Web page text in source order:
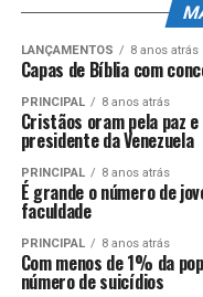
LANÇAMENTOS 8 anos atrás
Capas de Bíblia com
PRINCIPAL 8 anos atrás
Cristãos oram pela paz
presidente da Venezuela
PRINCIPAL 8 anos atrás
É grande o número de
faculdade
PRINCIPAL 8 anos atrás
Com menos de 1% da
número de suicídios